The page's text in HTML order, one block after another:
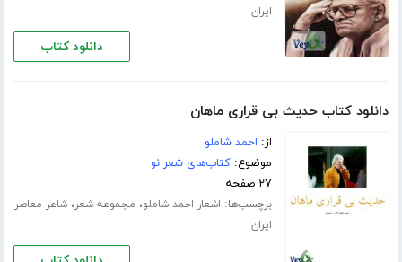
ایران
دانلود کتاب
دانلود کتاب حدیث بی قراری ماهان
از: احمد شاملو
موضوع:کتاب‌های شعر نو
۲۷ صفحه
برچسب‌ها: اشعار احمد شاملو، مجموعه شعر،شاعر معاصر
ایران